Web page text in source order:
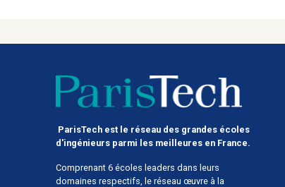
ParisTech est le réseau des grandes écoles
d'ingénieurs parmi les meilleures en France.
Comprenant 6 écoles leaders dans leurs
domaines respectifs, le réseau œuvre à la